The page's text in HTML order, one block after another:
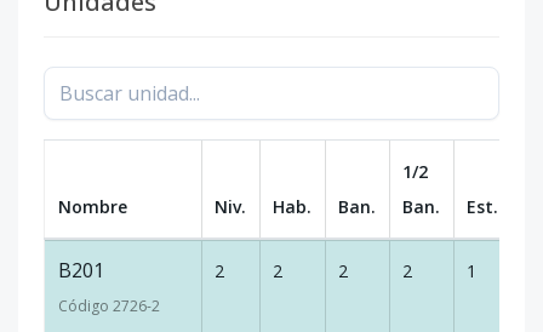
Nombre Niv. Hab. Ban.
1/2
Ban.
Est.
B201
Código 2726-2
2 2 2 2 1